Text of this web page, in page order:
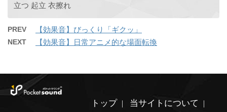
立つ 起立 衣擦れ
PREV 【効果音】びっくり「ギクッ」
NEXT 【効果音】日常アニメ的な場面転換
トップ
当サイトについて